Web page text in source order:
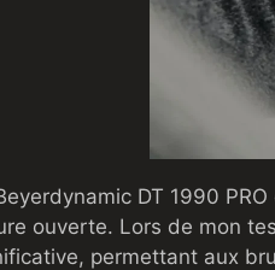
DT 1990
ouverte. Lors de mon
permettant aux